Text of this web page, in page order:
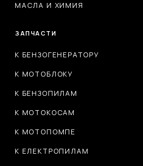
МАСЛА И ХИМИЯ
ЗАПЧАСТИ
К БЕНЗОГЕНЕРАТОРУ
К МОТОБЛОКУ
К БЕНЗОПИЛАМ
К МОТОКОСАМ
К МОТОПОМПЕ
К ЕЛЕКТРОПИЛАМ